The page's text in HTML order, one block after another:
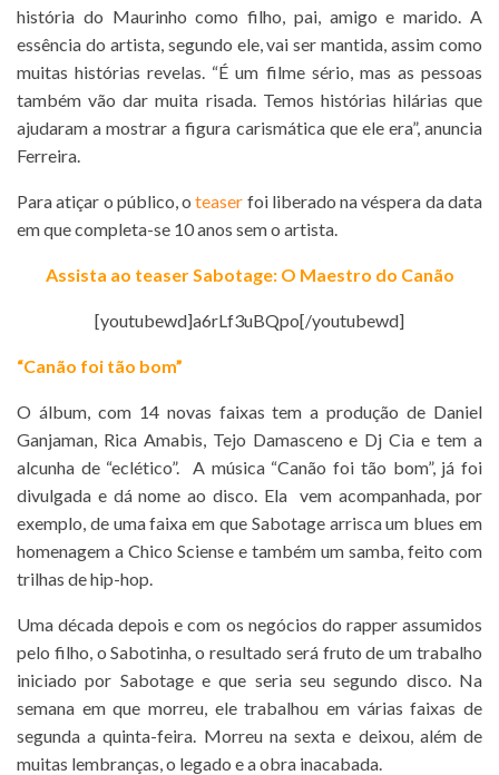
história do Maurinho como filho, pai, amigo e marido. A
essência do artista, segundo ele, vai ser mantida, assim como
muitas histórias revelas. “É um filme sério, mas as pessoas
também vão dar muita risada. Temos histórias hilárias que
ajudaram a mostrar a figura carismática que ele era”, anuncia
Ferreira.
Para atiçar o público, oteaser foi liberado na véspera da data
em que completa-se 10 anos sem o artista.
Assista ao teaser Sabotage: O Maestro do Canão
[youtubewd]a6rLf3uBQpo[/youtubewd]
“Canão foi tão bom”
O álbum, com 14 novas faixas tem a produção de Daniel
Ganjaman, Rica Amabis, Tejo Damasceno e Dj Cia e tem a
alcunha de “eclético”. A música “Canão foi tão bom”, já foi
divulgada e dá nome ao disco. Ela vem acompanhada, por
exemplo, de uma faixa em que Sabotage arrisca um blues em
homenagem a Chico Sciense e também um samba, feito com
trilhas de hip-hop.
Uma década depois e com os negócios do rapper assumidos
pelo filho, o Sabotinha, o resultado será fruto de um trabalho
iniciado por Sabotage e que seria seu segundo disco. Na
semana em que morreu, ele trabalhou em várias faixas de
segunda a quinta-feira. Morreu na sexta e deixou, além de
muitas lembranças, o legado e a obra inacabada.